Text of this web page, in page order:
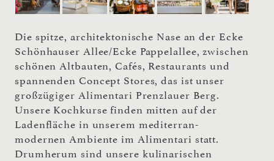
Die spitze, architektonische Nase an der Ecke
Schönhauser Allee/Ecke Pappelallee, zwischen
schönen Altbauten, Cafés, Restaurants und
spannenden Concept Stores, das ist unser
großzügiger Alimentari Prenzlauer Berg.
Unsere Kochkurse finden mitten auf der
Ladenfläche in unserem mediterran-
modernen Ambiente im Alimentari statt.
Drumherum sind unsere kulinarischen